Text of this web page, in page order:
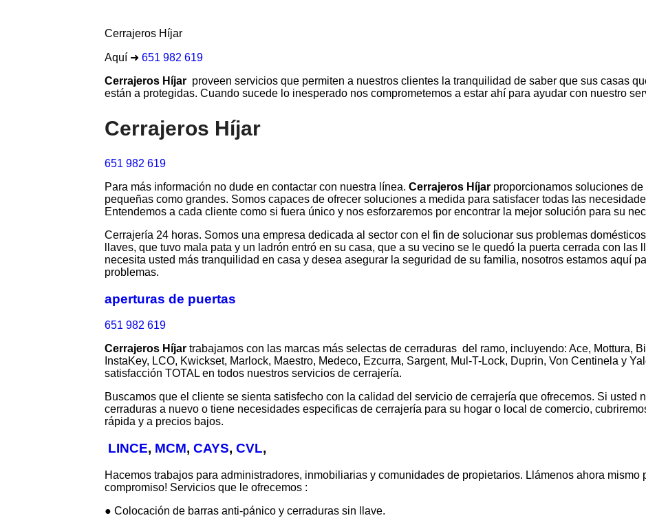
Cerrajeros Híjar
Aquí ➜ 651 982 619
Cerrajeros Híjar proveen servicios que permiten a nuestros clientes la tranquilidad de saber que sus casas
están a protegidas. Cuando sucede lo inesperado nos comprometemos a estar ahí para ayudar con nuestro
Cerrajeros Híjar
651 982 619
Para más información no dude en contactar con nuestra línea. Cerrajeros Híjar proporcionamos soluciones
pequeñas como grandes. Somos capaces de ofrecer soluciones a medida para satisfacer todas las
Entendemos a cada cliente como si fuera único y nos esforzaremos por encontrar la mejor solución para su
Cerrajería 24 horas. Somos una empresa dedicada al sector con el fin de solucionar sus problemas
llaves, que tuvo mala pata y un ladrón entró en su casa, que a su vecino se le quedó la puerta cerrada con las
necesita usted más tranquilidad en casa y desea asegurar la seguridad de su familia, nosotros estamos aquí
problemas.
aperturas de puertas
651 982 619
Cerrajeros Híjar trabajamos con las marcas más selectas de cerraduras del ramo, incluyendo: Ace, Mottura,
InstaKey, LCO, Kwickset, Marlock, Maestro, Medeco, Ezcurra, Sargent, Mul-T-Lock, Duprin, Von Centinela y
satisfacción TOTAL en todos nuestros servicios de cerrajería.
Buscamos que el cliente se sienta satisfecho con la calidad del servicio de cerrajería que ofrecemos. Si usted
cerraduras a nuevo o tiene necesidades especificas de cerrajería para su hogar o local de comercio,
rápida y a precios bajos.
LINCE, MCM, CAYS, CVL,
Hacemos trabajos para administradores, inmobiliarias y comunidades de propietarios. Llámenos ahora mismo
compromiso! Servicios que le ofrecemos :
● Colocación de barras anti-pánico y cerraduras sin llave.